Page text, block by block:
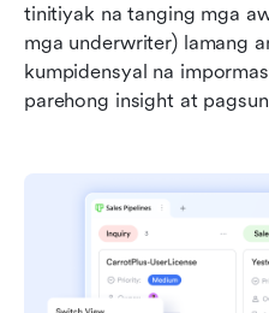
tinitiyak na tanging mga
mga underwriter) lamang
kumpidensyal na
parehong insight at